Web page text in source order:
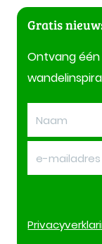
Gratis
Ontvang
Privacy